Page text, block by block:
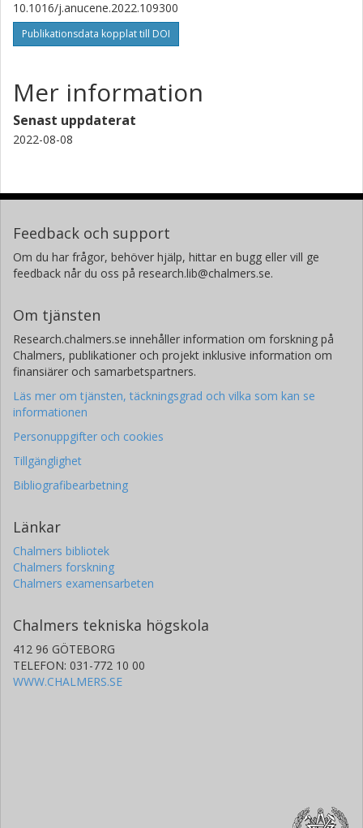
10.1016/j.anucene.2022.109300
Publikationsdata kopplat till DOI
Mer information
Senast uppdaterat
2022-08-08
Feedback och support
Om du har frågor, behöver hjälp, hittar en bugg eller vill ge
feedback når du oss på research.lib@chalmers.se.
Om tjänsten
Research.chalmers.se innehåller information om forskning på
Chalmers, publikationer och projekt inklusive information om
finansiärer och samarbetspartners.
Läs mer om tjänsten, täckningsgrad och vilka som kan se
informationen
Personuppgifter och cookies
Tillgänglighet
Bibliografibearbetning
Länkar
Chalmers bibliotek
Chalmers forskning
Chalmers examensarbeten
Chalmers tekniska högskola
412 96 GÖTEBORG
TELEFON: 031-772 10 00
WWW.CHALMERS.SE